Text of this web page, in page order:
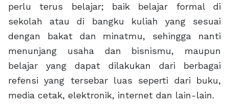
perlu terus belajar; baik belajar formal di
sekolah atau di bangku kuliah yang sesuai
dengan bakat dan minatmu, sehingga nanti
menunjang usaha dan bisnismu, maupun
belajar yang dapat dilakukan dari berbagai
refensi yang tersebar luas seperti dari buku,
media cetak, elektronik, internet dan lain-lain.